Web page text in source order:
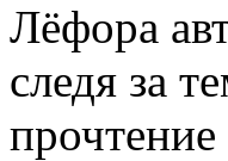
Лёфора
следя за